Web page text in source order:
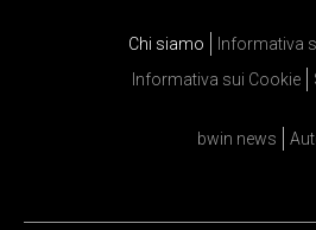
Chi siamo
Informativa
Informativa sui Cookie
bwin news